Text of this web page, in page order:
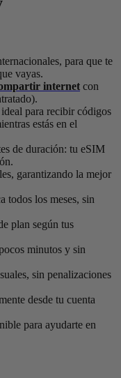
para que te
vayas.
internet con
para recibir códigos
estás en el
de duración: tu eSIM
garantizando la mejor
todos los meses, sin
plan según tus
minutos y sin
sin penalizaciones
desde tu cuenta
para ayudarte en